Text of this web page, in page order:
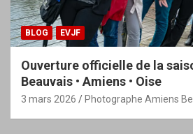
BLOG EVJF
Ouverture officielle de la
Beauvais • Amiens • Oise
3 mars 2026 Photographe Amiens